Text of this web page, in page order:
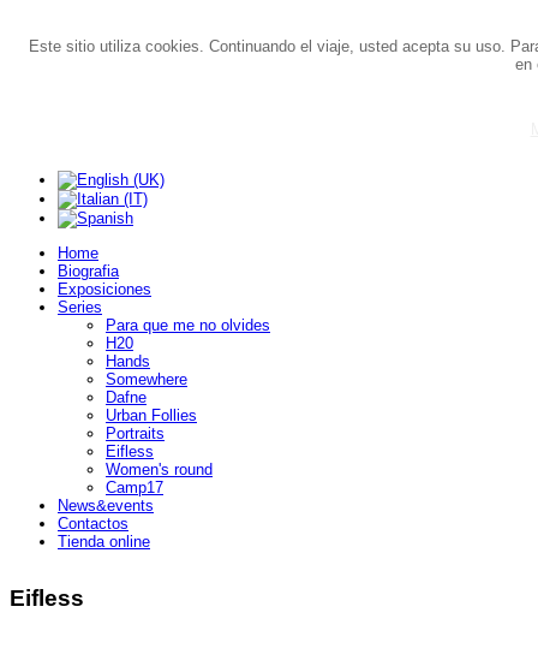
Este sitio utiliza cookies. Continuando el viaje, usted acepta su uso.
en
Home
Biografia
Exposiciones
Series
Para que me no olvides
H20
Hands
Somewhere
Dafne
Urban Follies
Portraits
Eifless
Women's round
Camp17
News&events
Contactos
Tienda online
Eifless